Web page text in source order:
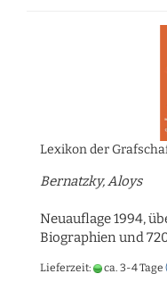
Lexikon der
Bernatzky, Aloys
Neuauflage 1994,
Biographien und
Lieferzeit: ca. 3-4 Tage